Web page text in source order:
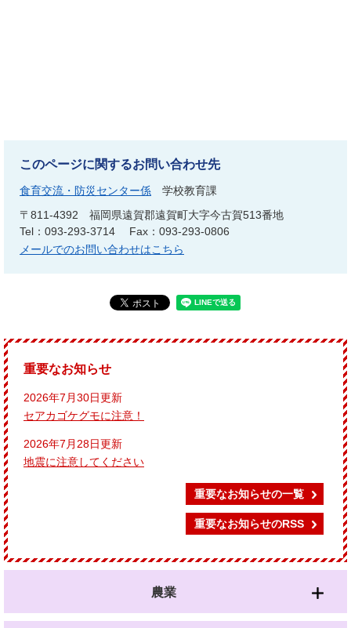
このページに関するお問い合わせ先
食育交流・防災センター係
学校教育課
〒811-4392
福岡県遠賀郡遠賀町大字今古賀513番地
Tel：093-293-3714
Fax：093-293-0806
メールでのお問い合わせはこちら
重要なお知らせ
2026年7月30日更新
セアカゴケグモに注意！
2026年7月28日更新
地震に注意してください
重要なお知らせの一覧
重要なお知らせのRSS
農業